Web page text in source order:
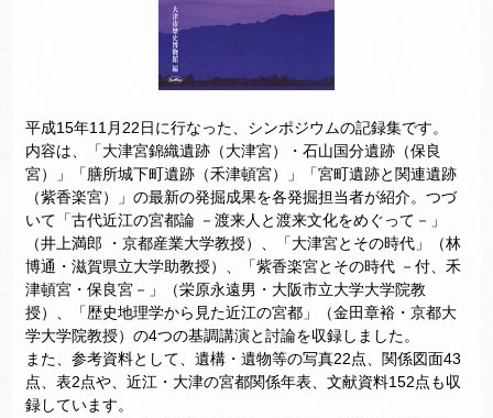
平成15年11月22日に行なった、シンポジウムの記録集です。
内容は、「大津宮錦織遺跡（大津宮）・石山国分遺跡（保良
宮）」「膳所城下町遺跡（禾津頓宮）」「宮町遺跡と関連遺跡
（紫香楽宮）」の最新の発掘成果を各発掘担当者が紹介。つづ
いて「古代近江の宮都論 －渡来人と渡来文化をめぐって－」
（井上満郎 ・京都産業大学教授）、「大津宮とその時代」（林
博通・滋賀県立大学助教授）、「紫香楽宮とその時代 －付、禾
津頓宮・保良宮－」（栄原永遠男・大阪市立大学大学院教
授）、「歴史地理学から見た近江の宮都」（金田章裕・京都大
学大学院教授）の4つの基調講演と討論を収録しました。
また、参考資料として、遺構・遺物等の写真22点、関係図面43
点、表2点や、近江・大津の宮都関係年表、文献資料152点も収
録しています。